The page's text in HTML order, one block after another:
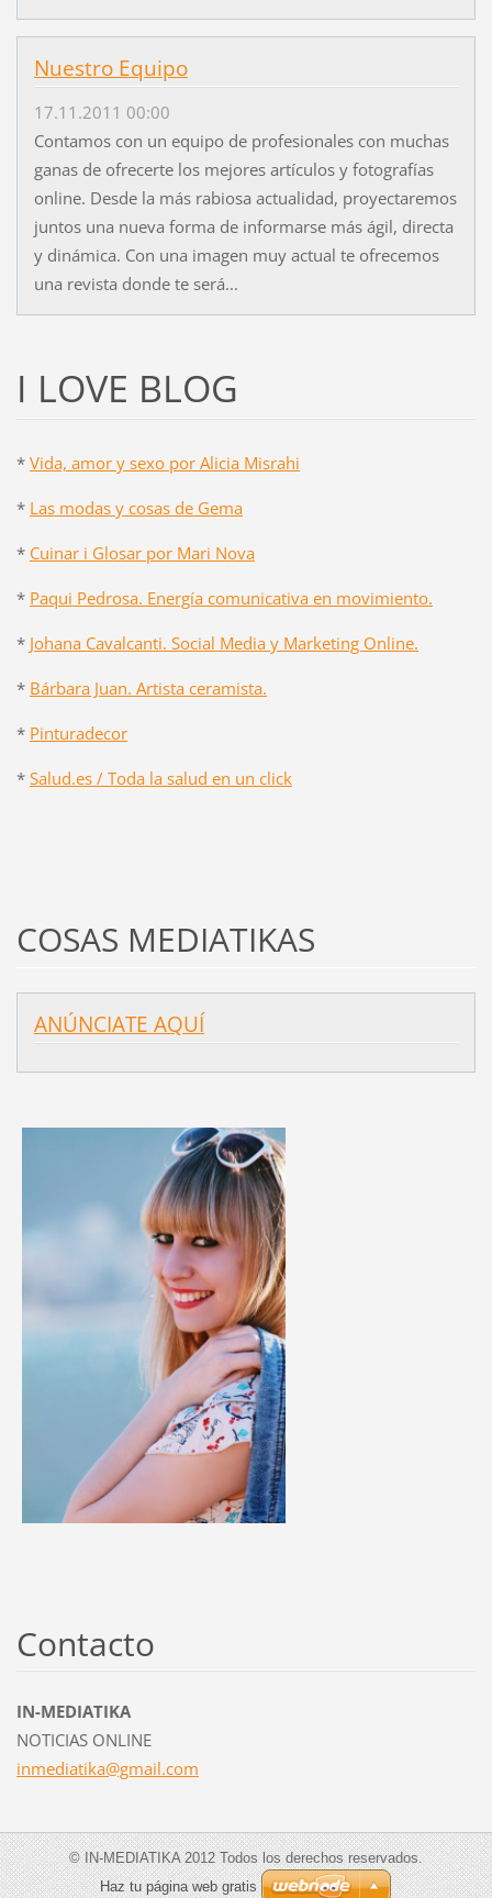
Nuestro Equipo
17.11.2011 00:00
Contamos con un equipo de profesionales con muchas
ganas de ofrecerte los mejores artículos y fotografías
online. Desde la más rabiosa actualidad, proyectaremos
juntos una nueva forma de informarse más ágil, directa
y dinámica. Con una imagen muy actual te ofrecemos
una revista donde te será...
I LOVE BLOG
* Vida, amor y sexo por Alicia Misrahi
* Las modas y cosas de Gema
* Cuinar i Glosar por Mari Nova
* Paqui Pedrosa. Energía comunicativa en movimiento.
* Johana Cavalcanti. Social Media y Marketing Online.
* Bárbara Juan. Artista ceramista.
* Pinturadecor
* Salud.es / Toda la salud en un click
COSAS MEDIATIKAS
ANÚNCIATE AQUÍ
Contacto
IN-MEDIATIKA
NOTICIAS ONLINE
inmediatika@gmail.com
© IN-MEDIATIKA 2012 Todos los derechos reservados.
Haz tu página web gratis